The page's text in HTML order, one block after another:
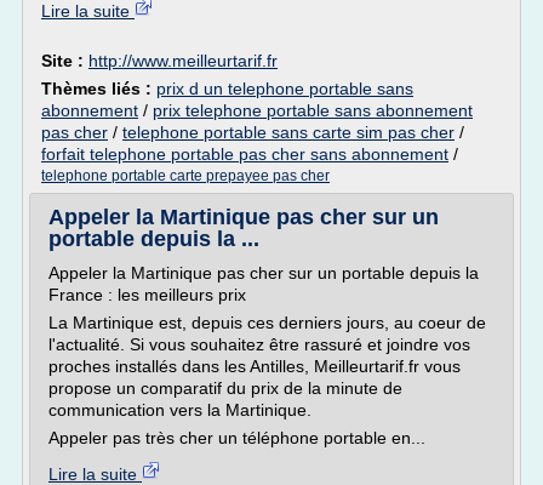
Lire la suite
Site : http://www.meilleurtarif.fr
Thèmes liés : prix d un telephone portable sans
abonnement / prix telephone portable sans abonnement
pas cher / telephone portable sans carte sim pas cher /
forfait telephone portable pas cher sans abonnement /
telephone portable carte prepayee pas cher
Appeler la Martinique pas cher sur un
portable depuis la ...
Appeler la Martinique pas cher sur un portable depuis la
France : les meilleurs prix
La Martinique est, depuis ces derniers jours, au coeur de
l'actualité. Si vous souhaitez être rassuré et joindre vos
proches installés dans les Antilles, Meilleurtarif.fr vous
propose un comparatif du prix de la minute de
communication vers la Martinique.
Appeler pas très cher un téléphone portable en...
Lire la suite